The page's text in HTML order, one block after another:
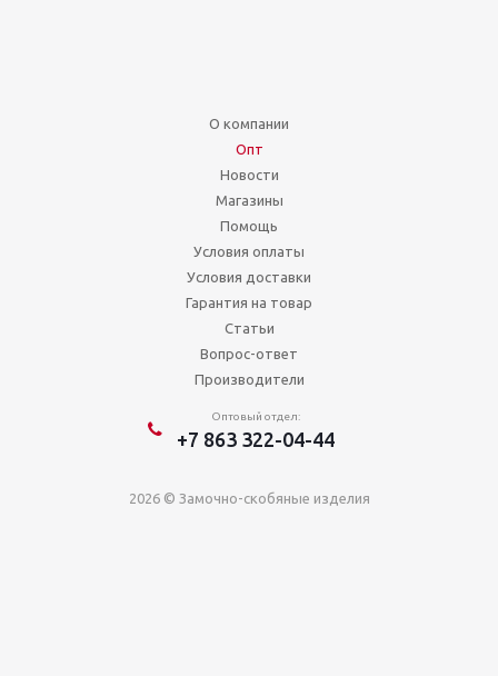
О компании
Опт
Новости
Магазины
Помощь
Условия оплаты
Условия доставки
Гарантия на товар
Статьи
Вопрос-ответ
Производители
Оптовый отдел:
+7 863 322-04-44
2026 © Замочно-скобяные изделия